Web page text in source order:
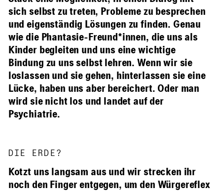
sich selbst zu treten, Probleme zu besprechen
und eigenständig Lösungen zu finden. Genau
wie die Phantasie-Freund*innen, die uns als
Kinder begleiten und uns eine wichtige
Bindung zu uns selbst lehren. Wenn wir sie
loslassen und sie gehen, hinterlassen sie eine
Lücke, haben uns aber bereichert. Oder man
wird sie nicht los und landet auf der
Psychiatrie.
DIE ERDE?
Kotzt uns langsam aus und wir strecken ihr
noch den Finger entgegen, um den Würgereflex